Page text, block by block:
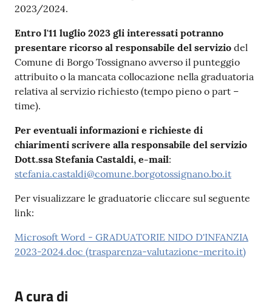
2023/2024.
Entro l'11 luglio 2023 gli interessati potranno
presentare ricorso al responsabile del servizio del
Comune di Borgo Tossignano avverso il punteggio
attribuito o la mancata collocazione nella graduatoria
relativa al servizio richiesto (tempo pieno o part –
time).
Per eventuali informazioni e richieste di
chiarimenti scrivere alla responsabile del servizio
Dott.ssa Stefania Castaldi, e-mail:
stefania.castaldi@comune.borgotossignano.bo.it
Per visualizzare le graduatorie cliccare sul seguente
link:
Microsoft Word - GRADUATORIE NIDO D'INFANZIA
2023-2024.doc (trasparenza-valutazione-merito.it)
A cura di